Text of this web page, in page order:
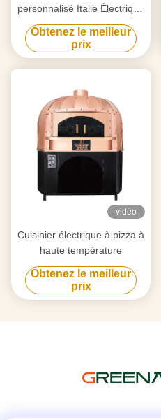
personnalisé Italie Électrique
Gaz 500℃ Haute
température
Obtenez le meilleur
prix
vidéo
Cuisinier électrique à pizza à
haute température
Obtenez le meilleur
prix